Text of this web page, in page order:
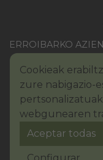
BANDOA –
2026KO
Legezko
Cookieak
zure nabigazio-
webgunearen
Aceptar todas